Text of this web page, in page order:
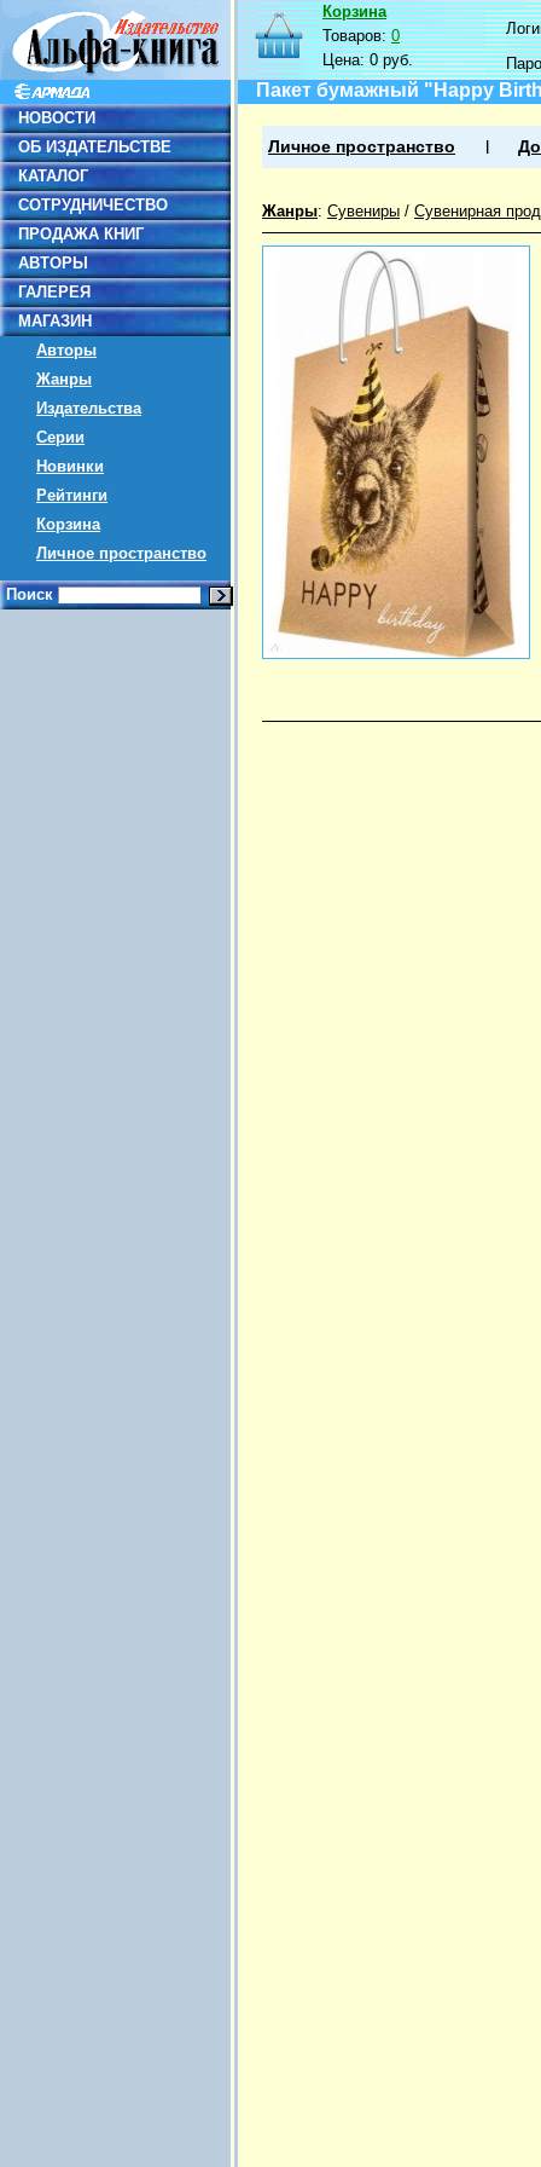
НОВОСТИ
ОБ ИЗДАТЕЛЬСТВЕ
КАТАЛОГ
СОТРУДНИЧЕСТВО
ПРОДАЖА КНИГ
АВТОРЫ
ГАЛЕРЕЯ
МАГАЗИН
Авторы
Жанры
Издательства
Серии
Новинки
Рейтинги
Корзина
Личное пространство
Поиск
Корзина
Товаров:0
Цена:0 руб.
Пакет бумажный "Happy
Личное пространство
Жанры: Сувениры / Сувенирная